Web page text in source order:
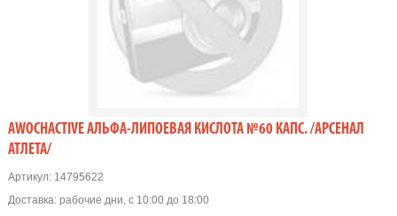
AWOCHACTIVE АЛЬФА-ЛИПОЕВАЯ КИСЛОТА №60 КАПС. /АРСЕНАЛ
АТЛЕТА/
Артикул:14795622
Доставка: рабочие дни, с 10:00 до 18:00